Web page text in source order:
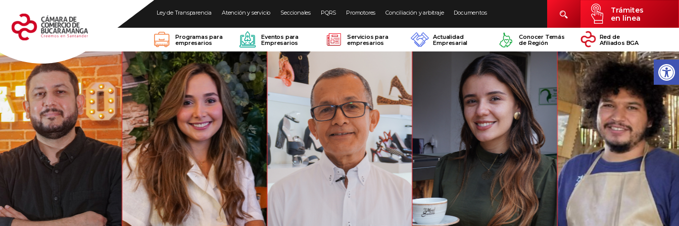
Ley de Transparencia Atención y servicio Seccionales PQRS Promotores Conciliación y arbitraje Documentos
Trámites
en línea
Programas para
empresarios
Eventos para
Empresarios
Servicios para
empresarios
Actualidad
Empresarial
Conocer Temás
de Región
Red de
Afiliados BGA